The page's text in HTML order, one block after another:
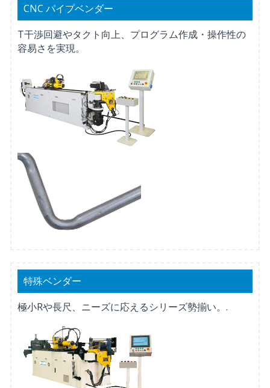
CNC パイプベンダー
T干渉回避やタクト向上、プログラム作成・操作性の
容易さを実現。
特殊ベンダー
極小Rや長尺、ニーズに応えるシリーズ勢揃い。.